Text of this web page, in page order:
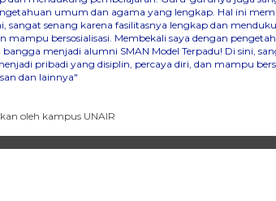
umum dan agama yang lengkap. Hal ini
sangat senang karena fasilitasnya lengkap dan
bersosialisasi. Membekali saya dengan
menjadi alumni SMAN Model Terpadu! Di sini,
pribadi yang disiplin, percaya diri, dan mampu
dan lainnya"
oleh kampus UNAIR